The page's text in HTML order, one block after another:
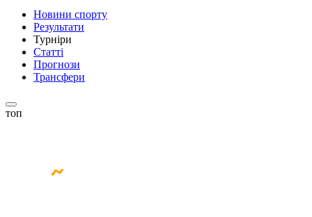
Новини спорту
Результати
Турніри
Статті
Прогнози
Трансфери
топ